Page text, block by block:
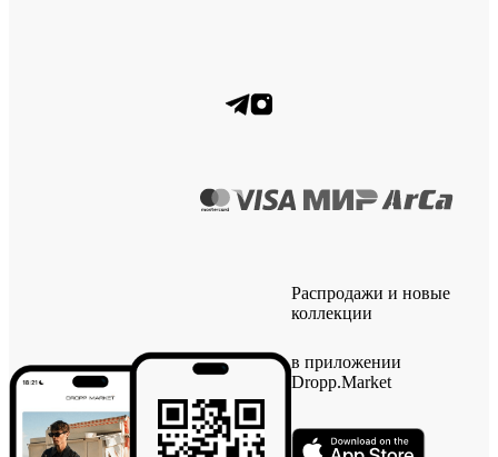
Распродажи и новые
коллекции
в приложении
Dropp.Market